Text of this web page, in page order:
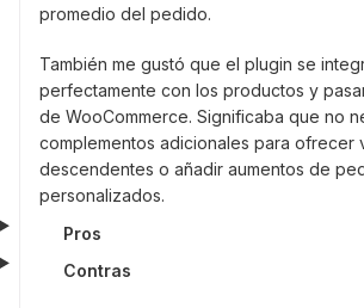
promedio del pedido.
También me gustó que el plugin se
perfectamente con los productos y
de WooCommerce. Significaba que no
complementos adicionales para ofrecer
descendentes o añadir aumentos de
personalizados.
Pros
Contras